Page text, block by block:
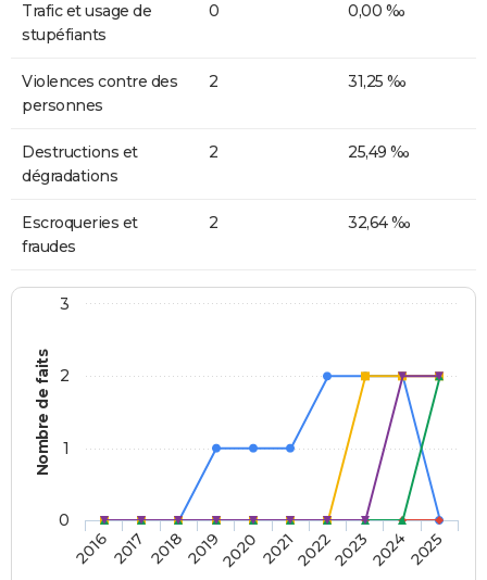
Trafic et usage de
stupéfiants
0 0,00 ‰
Violences contre des
personnes
2 31,25 ‰
Destructions et
dégradations
2 25,49 ‰
Escroqueries et
fraudes
2 32,64 ‰
Nombre de faits
20162017 20182019202020212022202320242025
0
1
2
3